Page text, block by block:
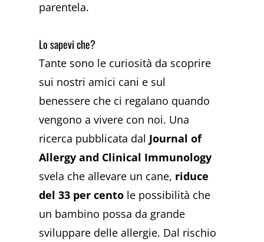
parentela.
Lo sapevi che?
Tante sono le curiosità da scoprire
sui nostri amici cani e sul
benessere che ci regalano quando
vengono a vivere con noi. Una
ricerca pubblicata dal Journal of
Allergy and Clinical Immunology
svela che allevare un cane, riduce
del 33 per cento le possibilità che
un bambino possa da grande
sviluppare delle allergie. Dal rischio